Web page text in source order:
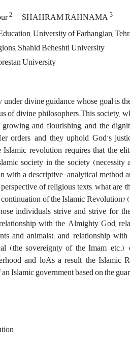
2 SHAHRAM RAHNAMA3
University of Farhangian,
Shahid Beheshti University
University
divine guidance whose goal is
of divine philosophers.This society,
and flourishing, and the
orders, and they uphold God's
revolution requires that the
society in the society
with a descriptive-analytical method
of religious texts, what are
of the Islamic Revolution?
individuals strive and strive for
with the Almighty God,
and animals), and relationship
(the sovereignty of the Imam,
and loAs a result, the Islamic
Islamic government based on the